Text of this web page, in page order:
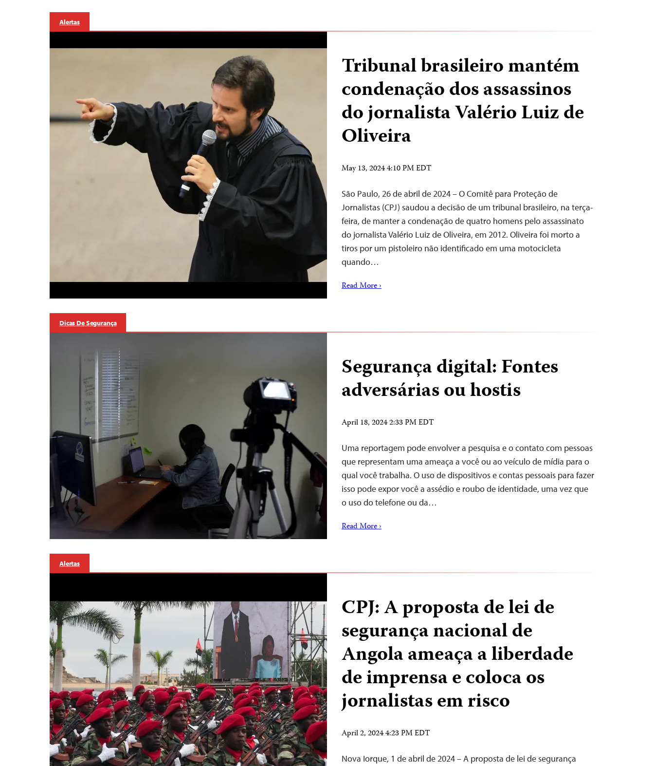
Alertas
Tribunal brasileiro mantém
condenação dos assassinos
do jornalista Valério Luiz de
Oliveira
May 13, 2024 4:10 PM EDT
São Paulo, 26 de abril de 2024 – O Comitê para Proteção de
Jornalistas (CPJ) saudou a decisão de um tribunal brasileiro, na terça-
feira, de manter a condenação de quatro homens pelo assassinato
do jornalista Valério Luiz de Oliveira, em 2012. Oliveira foi morto a
tiros por um pistoleiro não identificado em uma motocicleta
quando…
Read More ›
Dicas De Segurança
Segurança digital: Fontes
adversárias ou hostis
April 18, 2024 2:33 PM EDT
Uma reportagem pode envolver a pesquisa e o contato com pessoas
que representam uma ameaça a você ou ao veículo de mídia para o
qual você trabalha. O uso de dispositivos e contas pessoais para fazer
isso pode expor você a assédio e roubo de identidade, uma vez que
o uso do telefone ou da…
Read More ›
Alertas
CPJ: A proposta de lei de
segurança nacional de
Angola ameaça a liberdade
de imprensa e coloca os
jornalistas em risco
April 2, 2024 4:23 PM EDT
Nova Iorque, 1 de abril de 2024 – A proposta de lei de segurança